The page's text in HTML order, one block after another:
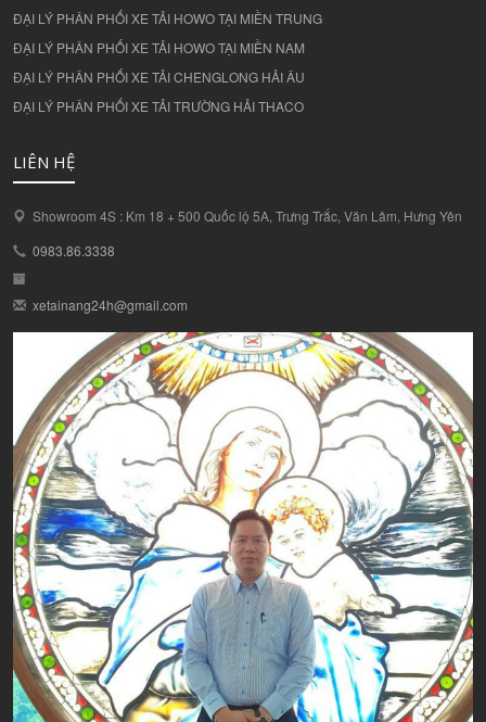
ĐẠI LÝ PHÂN PHỐI XE TẢI HOWO TẠI MIỀN TRUNG
ĐẠI LÝ PHÂN PHỐI XE TẢI HOWO TẠI MIỀN NAM
ĐẠI LÝ PHÂN PHỐI XE TẢI CHENGLONG HẢI ÂU
ĐẠI LÝ PHÂN PHỐI XE TẢI TRƯỜNG HẢI THACO
LIÊN HỆ
Showroom 4S : Km 18 + 500 Quốc lộ 5A, Trưng Trắc, Văn Lâm, Hưng Yên
0983.86.3338
xetainang24h@gmail.com